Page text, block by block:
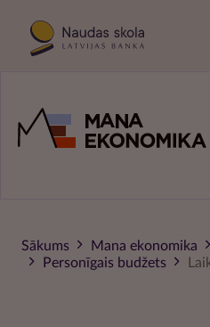
Sākums Mana ekonomika
Personīgais budžets